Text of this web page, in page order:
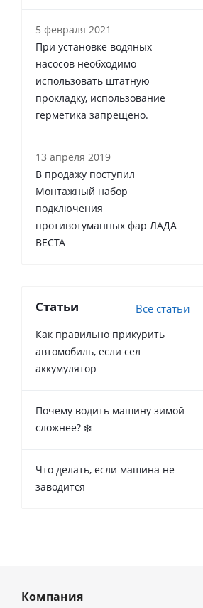
5 февраля 2021
При установке водяных
насосов необходимо
использовать штатную
прокладку, использование
герметика запрещено.
13 апреля 2019
В продажу поступил
Монтажный набор
подключения
противотуманных фар ЛАДА
ВЕСТА
Статьи Все статьи
Как правильно прикурить
автомобиль, если сел
аккумулятор
Почему водить машину зимой
сложнее? ❄️
Что делать, если машина не
заводится
Компания